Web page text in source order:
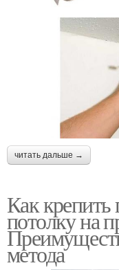
читать дальше →
Как крепить
потолку на
метода